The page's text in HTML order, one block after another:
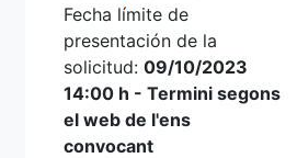
Fecha límite de
presentación de la
solicitud: 09/10/2023
14:00 h - Termini segons
el web de l'ens
convocant